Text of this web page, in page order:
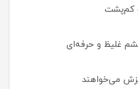
و کم‌پشت
غلیظ و حرفه‌ای
می‌خواهند